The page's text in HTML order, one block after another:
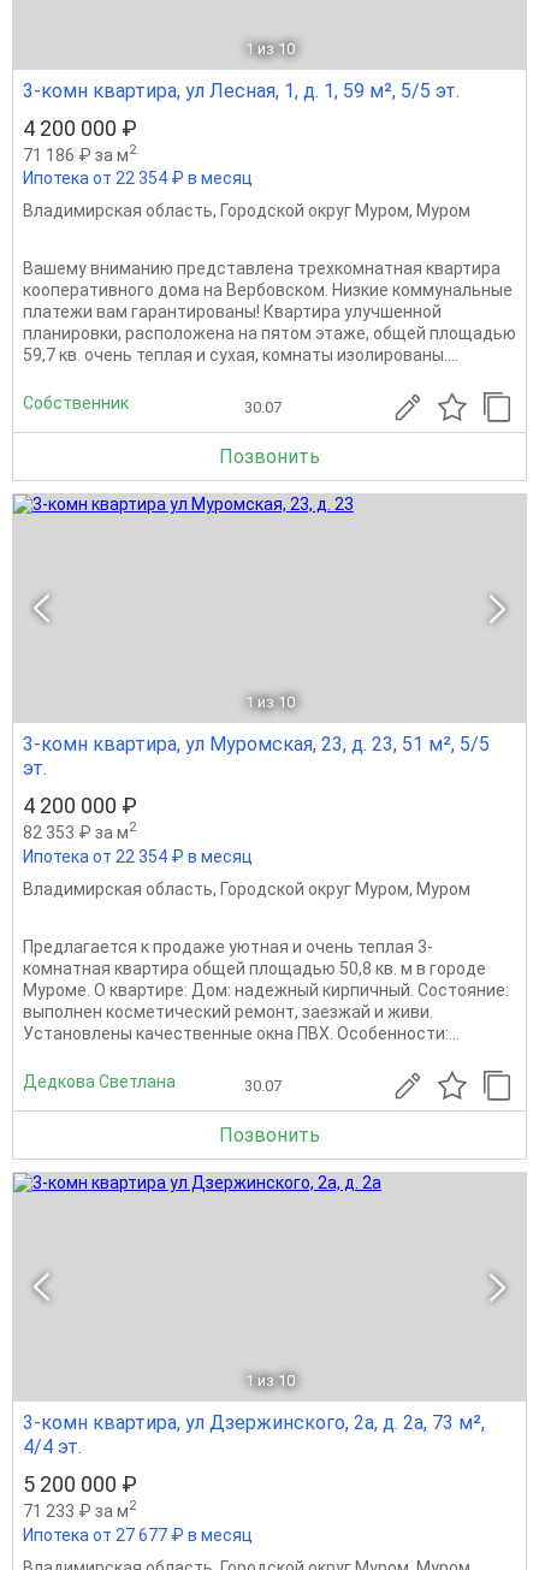
1 из 10
3-комн квартира, ул Лесная, 1, д. 1, 59 м², 5/5 эт.
4 200 000 ₽
71 186 ₽ за м2
Ипотека от 22 354 ₽ в месяц
Владимирская область, Городской округ Муром, Муром
Вашему вниманию представлена трехкомнатная квартира
кооперативного дома на Вербовском. Низкие коммунальные
платежи вам гарантированы! Квартира улучшенной
планировки, расположена на пятом этаже, общей площадью
59,7 кв. очень теплая и сухая, комнаты изолированы....
Собственник 30.07
Позвонить
1 из 10
3-комн квартира, ул Муромская, 23, д. 23, 51 м², 5/5
эт.
4 200 000 ₽
82 353 ₽ за м2
Ипотека от 22 354 ₽ в месяц
Владимирская область, Городской округ Муром, Муром
Предлагается к продаже уютная и очень теплая 3-
комнатная квартира общей площадью 50,8 кв. м в городе
Муроме. О квартире: Дом: надежный кирпичный. Состояние:
выполнен косметический ремонт, заезжай и живи.
Установлены качественные окна ПВХ. Особенности:...
Дедкова Светлана 30.07
Позвонить
1 из 10
3-комн квартира, ул Дзержинского, 2а, д. 2а, 73 м²,
4/4 эт.
5 200 000 ₽
71 233 ₽ за м2
Ипотека от 27 677 ₽ в месяц